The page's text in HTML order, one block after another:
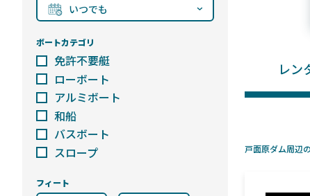
レン
戸面原ダム周辺
いつでも
ボートカテゴリ
免許不要艇
ローボート
アルミボート
和船
バスボート
スロープ
フィート